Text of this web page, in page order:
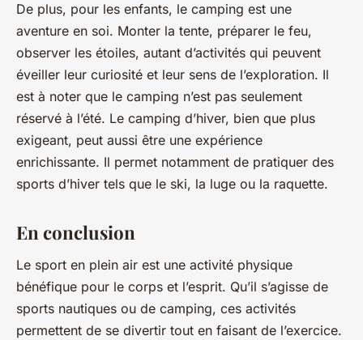
De plus, pour les enfants, le camping est une
aventure en soi. Monter la tente, préparer le feu,
observer les étoiles, autant d’activités qui peuvent
éveiller leur curiosité et leur sens de l’exploration. Il
est à noter que le camping n’est pas seulement
réservé à l’été. Le camping d’hiver, bien que plus
exigeant, peut aussi être une expérience
enrichissante. Il permet notamment de pratiquer des
sports d’hiver tels que le ski, la luge ou la raquette.
En conclusion
Le sport en plein air est une activité physique
bénéfique pour le corps et l’esprit. Qu’il s’agisse de
sports nautiques ou de camping, ces activités
permettent de se divertir tout en faisant de l’exercice.